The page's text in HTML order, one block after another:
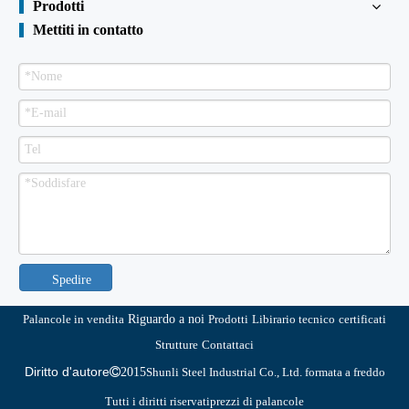
Prodotti
Mettiti in contatto
Spedire
Palancole in vendita Riguardo a noi Prodotti Libirario tecnico certificati
Strutture Contattaci
Diritto d'autore2015Shunli Steel Industrial Co., Ltd. formata a freddo
Tutti i diritti riservatiprezzi di palancole